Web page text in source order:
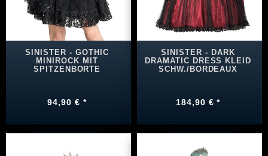
SINISTER - GOTHIC
MINIROCK MIT
SPITZENBORTE
94,90 € *
SINISTER - DARK
DRAMATIC DRESS KLEID
SCHW./BORDEAUX
184,90 € *